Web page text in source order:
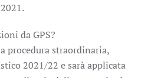
da GPS?
procedura straordinaria,
2021/22 e sarà applicata